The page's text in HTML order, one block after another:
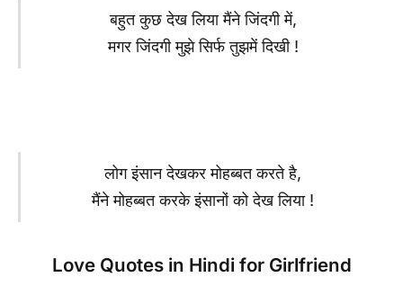
बहुत कुछ देख लिया मैंने जिंदगी में,
मगर जिंदगी मुझे सिर्फ तुझमें दिखी !
लोग इंसान देखकर मोहब्बत करते है,
मैंने मोहब्बत करके इंसानों को देख लिया !
Love Quotes in Hindi for Girlfriend